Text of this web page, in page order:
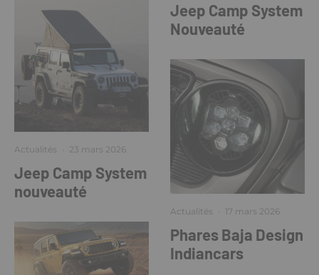
Actualités · 23 mars 2026
Jeep Camp System
nouveauté
Jeep Camp System
Nouveauté
Actualités · 17 mars 2026
Phares Baja Design
Indiancars